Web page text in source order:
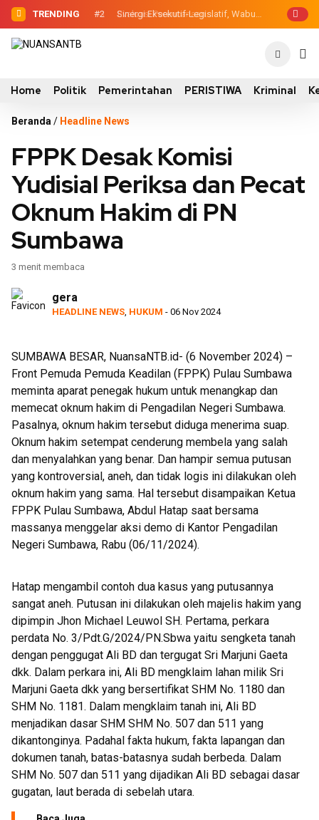
TRENDING #2 Sinergi Eksekutif-Legislatif,
#3 Evaluasi Perencanaan Pembangunan
Home Politik Pemerintahan PERISTIWA Kriminal
Beranda / Headline News
FPPK Desak Komisi
Yudisial Periksa dan Pecat
Oknum Hakim di PN
Sumbawa
3 menit membaca
gera
HEADLINE NEWS HUKUM - 06 Nov 2024
SUMBAWA BESAR, NuansaNTB.id- (6 November 2024) –
Front Pemuda Pemuda Keadilan (FPPK) Pulau Sumbawa
meminta aparat penegak hukum untuk menangkap dan
memecat oknum hakim di Pengadilan Negeri Sumbawa.
Pasalnya, oknum hakim tersebut diduga menerima suap.
Oknum hakim setempat cenderung membela yang salah
dan menyalahkan yang benar. Dan hampir semua putusan
yang kontroversial, aneh, dan tidak logis ini dilakukan oleh
oknum hakim yang sama. Hal tersebut disampaikan Ketua
FPPK Pulau Sumbawa, Abdul Hatap saat bersama
massanya menggelar aksi demo di Kantor Pengadilan
Negeri Sumbawa, Rabu (06/11/2024).
Hatap mengambil contoh dua kasus yang putusannya
sangat aneh. Putusan ini dilakukan oleh majelis hakim yang
dipimpin Jhon Michael Leuwol SH. Pertama, perkara
perdata No. 3/Pdt.G/2024/PN.Sbwa yaitu sengketa tanah
dengan penggugat Ali BD dan tergugat Sri Marjuni Gaeta
dkk. Dalam perkara ini, Ali BD mengklaim lahan milik Sri
Marjuni Gaeta dkk yang bersertifikat SHM No. 1180 dan
SHM No. 1181. Dalam mengklaim tanah ini, Ali BD
menjadikan dasar SHM SHM No. 507 dan 511 yang
dikantonginya. Padahal fakta hukum, fakta lapangan dan
dokumen tanah, batas-batasnya sudah berbeda. Dalam
SHM No. 507 dan 511 yang dijadikan Ali BD sebagai dasar
gugatan, laut berada di sebelah utara.